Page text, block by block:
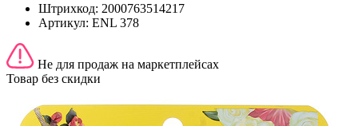
Штрихкод: 2000763514217
Артикул: ENL 378
Не для продаж на маркетплейсах
Товар без скидки